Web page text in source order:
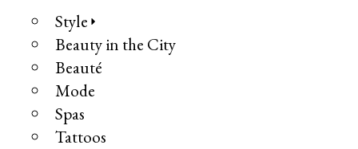
Style
Beauty in the City
Beauté
Mode
Spas
Tattoos